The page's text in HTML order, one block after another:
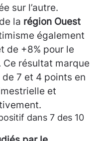
sur l’autre.
la région Ouest
également
de +8% pour le
résultat marque
7 et 4 points en
et
dans 7 des 10